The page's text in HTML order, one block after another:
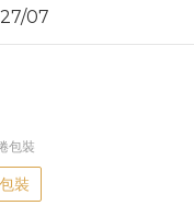
07
包裝
裝